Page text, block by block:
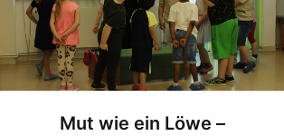
Mut wie ein Löwe –